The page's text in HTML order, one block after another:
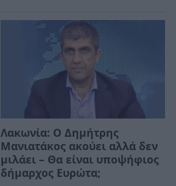
Λακωνία: Ο Δημήτρης
Μανιατάκος ακούει αλλά δεν
μιλάει – Θα είναι υποψήφιος
δήμαρχος Ευρώτα;